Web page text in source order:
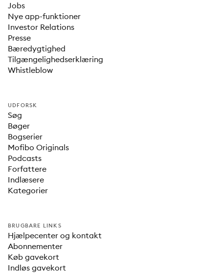
Jobs
Nye app-funktioner
Investor Relations
Presse
Bæredygtighed
Tilgængelighedserklæring
Whistleblow
UDFORSK
Søg
Bøger
Bogserier
Mofibo Originals
Podcasts
Forfattere
Indlæsere
Kategorier
BRUGBARE LINKS
Hjælpecenter og kontakt
Abonnementer
Køb gavekort
Indløs gavekort